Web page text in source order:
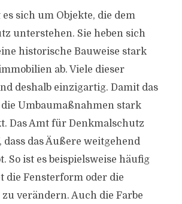
sich um Objekte, die dem
unterstehen. Sie heben sich
historische Bauweise stark
ab. Viele dieser
deshalb einzigartig. Damit das
die Umbaumaßnahmen stark
Das Amt für Denkmalschutz
dass das Äußere weitgehend
So ist es beispielsweise häufig
die Fensterform oder die
verändern. Auch die Farbe